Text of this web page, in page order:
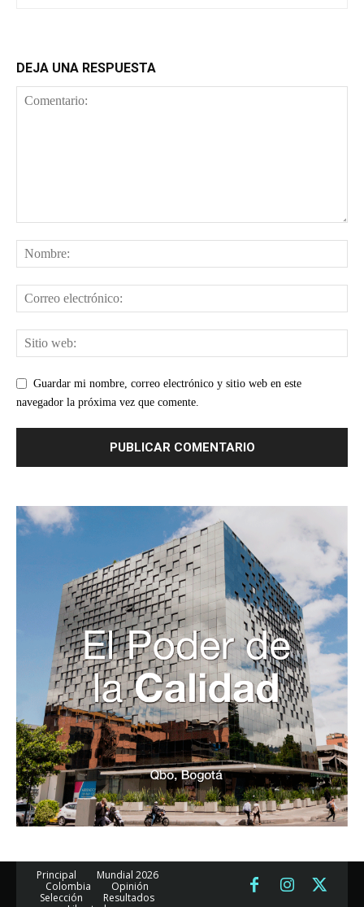
DEJA UNA RESPUESTA
Guardar mi nombre, correo electrónico y sitio web en este
navegador la próxima vez que comente.
Principal
Mundial 2026
Colombia
Opinión
Selección
Resultados